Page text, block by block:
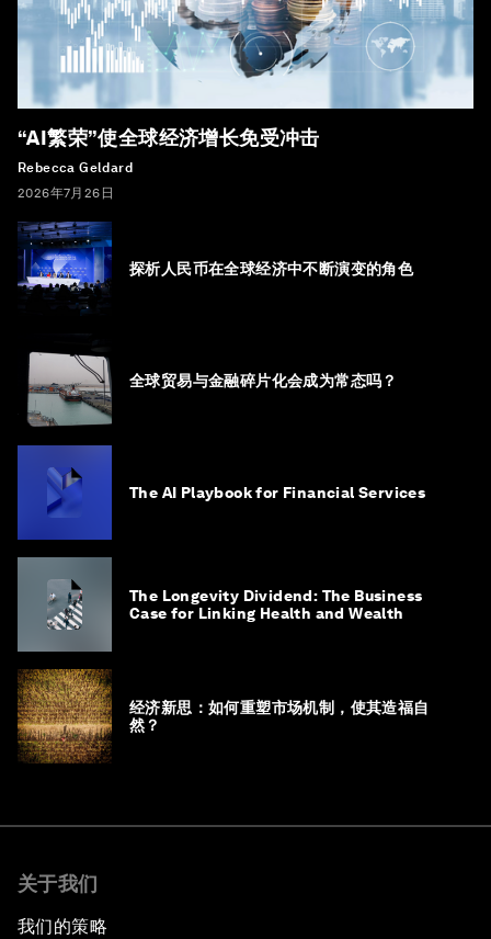
“AI繁荣”使全球经济增长免受冲击
Rebecca Geldard
2026年7月26日
探析人民币在全球经济中不断演变的角色
全球贸易与金融碎片化会成为常态吗？
The AI Playbook for Financial Services
The Longevity Dividend: The Business
Case for Linking Health and Wealth
经济新思：如何重塑市场机制，使其造福自
然？
关于我们
我们的策略